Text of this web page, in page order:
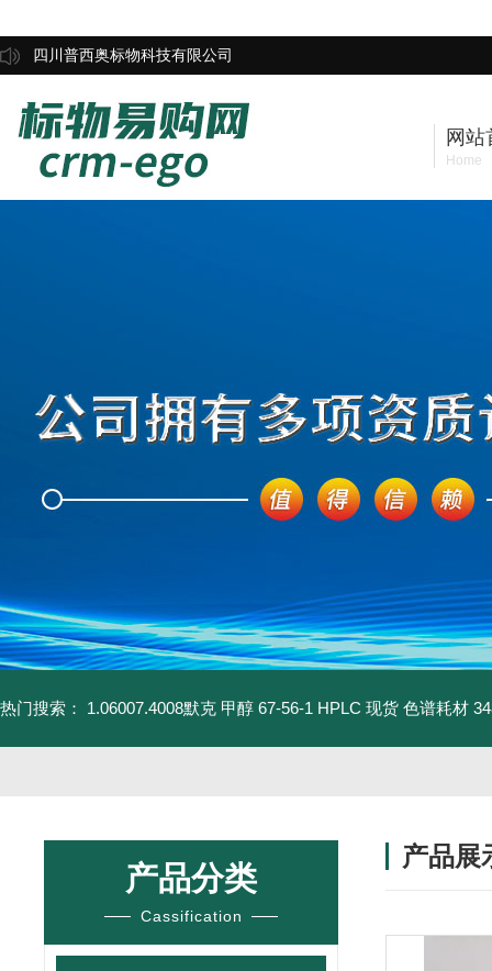
四川普西奥标物科技有限公司
网站
Home
热门搜索： 1.06007.4008默克 甲醇 67-56-1 HPLC 现货 色谱耗材
产品分类
Cassification
产品展